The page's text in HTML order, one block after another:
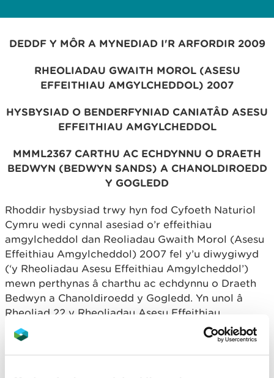
DEDDF Y MÔR A MYNEDIAD I'R ARFORDIR 2009
RHEOLIADAU GWAITH MOROL (ASESU
EFFEITHIAU AMGYLCHEDDOL) 2007
HYSBYSIAD O BENDERFYNIAD CANIATÂD ASESU
EFFEITHIAU AMGYLCHEDDOL
MMML2367 CARTHU AC ECHDYNNU O DRAETH
BEDWYN (BEDWYN SANDS) A CHANOLDIROEDD
Y GOGLEDD
Rhoddir hysbysiad trwy hyn fod Cyfoeth Naturiol
Cymru wedi cynnal asesiad o’r effeithiau
amgylcheddol dan Reoliadau Gwaith Morol (Asesu
Effeithiau Amgylcheddol) 2007 fel y’u diwygiwyd
(‘y Rheoliadau Asesu Effeithiau Amgylcheddol’)
mewn perthynas â charthu ac echdynnu o Draeth
Bedwyn a Chanoldiroedd y Gogledd. Yn unol â
Rheoliad 22 y Rheoliadau Asesu Effeithiau
Amgylcheddol, mae Cyfoeth Naturiol Cymru wedi
penderfynu rhoi cymeradwyaeth asesu effeithiau
amgylcheddol ar gyfer y prosiect yn amodol ar